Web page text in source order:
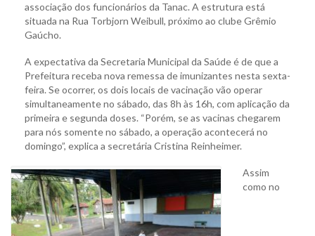
associação dos funcionários da Tanac. A estrutura está
situada na Rua Torbjorn Weibull, próximo ao clube Grêmio
Gaúcho.
A expectativa da Secretaria Municipal da Saúde é de que a
Prefeitura receba nova remessa de imunizantes nesta sexta-
feira. Se ocorrer, os dois locais de vacinação vão operar
simultaneamente no sábado, das 8h às 16h, com aplicação da
primeira e segunda doses. “Porém, se as vacinas chegarem
para nós somente no sábado, a operação acontecerá no
domingo”, explica a secretária Cristina Reinheimer.
Assim
como no